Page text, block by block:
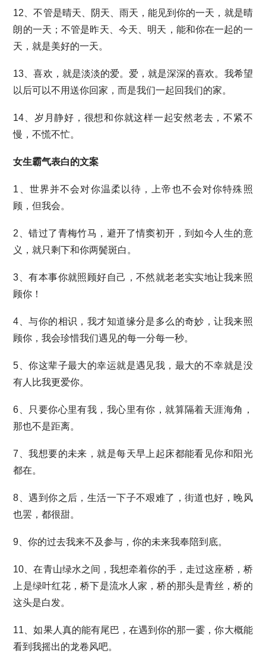
12、不管是晴天、阴天、雨天，能见到你的一天，就是晴
朗的一天；不管是昨天、今天、明天，能和你在一起的一
天，就是美好的一天。
13、喜欢，就是淡淡的爱。爱，就是深深的喜欢。我希望
以后可以不用送你回家，而是我们一起回我们的家。
14、岁月静好，很想和你就这样一起安然老去，不紧不
慢，不慌不忙。
女生霸气表白的文案
1、世界并不会对你温柔以待，上帝也不会对你特殊照
顾，但我会。
2、错过了青梅竹马，避开了情窦初开，到如今人生的意
义，就只剩下和你两鬓斑白。
3、有本事你就照顾好自己，不然就老老实实地让我来照
顾你！
4、与你的相识，我才知道缘分是多么的奇妙，让我来照
顾你，我会珍惜我们遇见的每一分每一秒。
5、你这辈子最大的幸运就是遇见我，最大的不幸就是没
有人比我更爱你。
6、只要你心里有我，我心里有你，就算隔着天涯海角，
那也不是距离。
7、我想要的未来，就是每天早上起床都能看见你和阳光
都在。
8、遇到你之后，生活一下子不艰难了，街道也好，晚风
也罢，都很甜。
9、你的过去我来不及参与，你的未来我奉陪到底。
10、在青山绿水之间，我想牵着你的手，走过这座桥，桥
上是绿叶红花，桥下是流水人家，桥的那头是青丝，桥的
这头是白发。
11、如果人真的能有尾巴，在遇到你的那一霎，你大概能
看到我摇出的龙卷风吧。